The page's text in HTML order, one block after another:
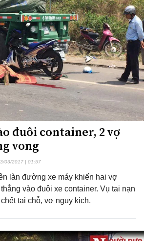
đuôi container, 2 vợ
vong
03/2017 | 01:57
làn đường xe máy khiến hai vợ
vào đuôi xe container. Vụ tai nạn
tại chỗ, vợ nguy kịch.